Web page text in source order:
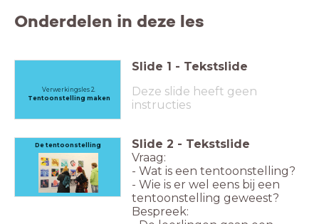
Onderdelen in deze les
Verwerkingsles 2.
Tentoonstelling maken
Slide 1 - Tekstslide
Deze slide heeft geen
instructies
De tentoonstelling Slide 2 - Tekstslide
Vraag:
- Wat is een tentoonstelling?
- Wie is er wel eens bij een
tentoonstelling geweest?
Bespreek: